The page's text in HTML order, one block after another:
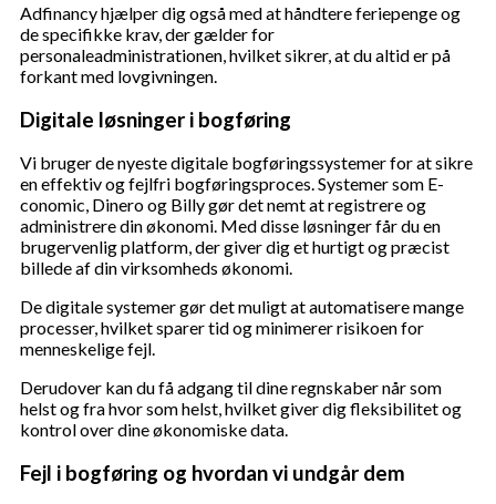
Adfinancy hjælper dig også med at håndtere feriepenge og
de specifikke krav, der gælder for
personaleadministrationen, hvilket sikrer, at du altid er på
forkant med lovgivningen.
Digitale løsninger i bogføring
Vi bruger de nyeste digitale bogføringssystemer for at sikre
en effektiv og fejlfri bogføringsproces. Systemer som E-
conomic, Dinero og Billy gør det nemt at registrere og
administrere din økonomi. Med disse løsninger får du en
brugervenlig platform, der giver dig et hurtigt og præcist
billede af din virksomheds økonomi.
De digitale systemer gør det muligt at automatisere mange
processer, hvilket sparer tid og minimerer risikoen for
menneskelige fejl.
Derudover kan du få adgang til dine regnskaber når som
helst og fra hvor som helst, hvilket giver dig fleksibilitet og
kontrol over dine økonomiske data.
Fejl i bogføring og hvordan vi undgår dem